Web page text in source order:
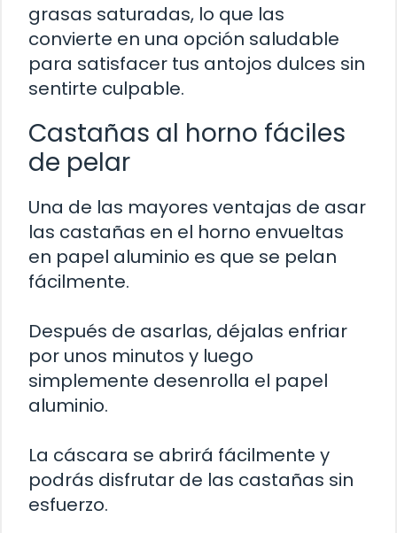
grasas saturadas, lo que las
convierte en una opción saludable
para satisfacer tus antojos dulces sin
sentirte culpable.
Castañas al horno fáciles
de pelar
Una de las mayores ventajas de asar
las castañas en el horno envueltas
en papel aluminio es que se pelan
fácilmente.
Después de asarlas, déjalas enfriar
por unos minutos y luego
simplemente desenrolla el papel
aluminio.
La cáscara se abrirá fácilmente y
podrás disfrutar de las castañas sin
esfuerzo.